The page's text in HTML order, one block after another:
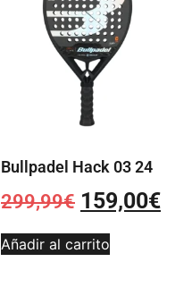
Bullpadel Hack 03 24
299,99€ 159,00€
Añadir al carrito